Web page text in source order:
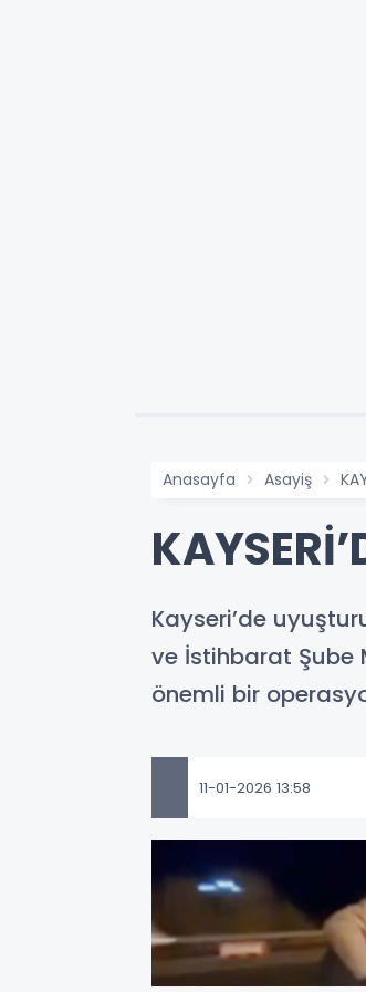
Anasayfa Asayiş
Kayseri’de
ve İstihbarat Şube
önemli bir
11-01-2026 13:58